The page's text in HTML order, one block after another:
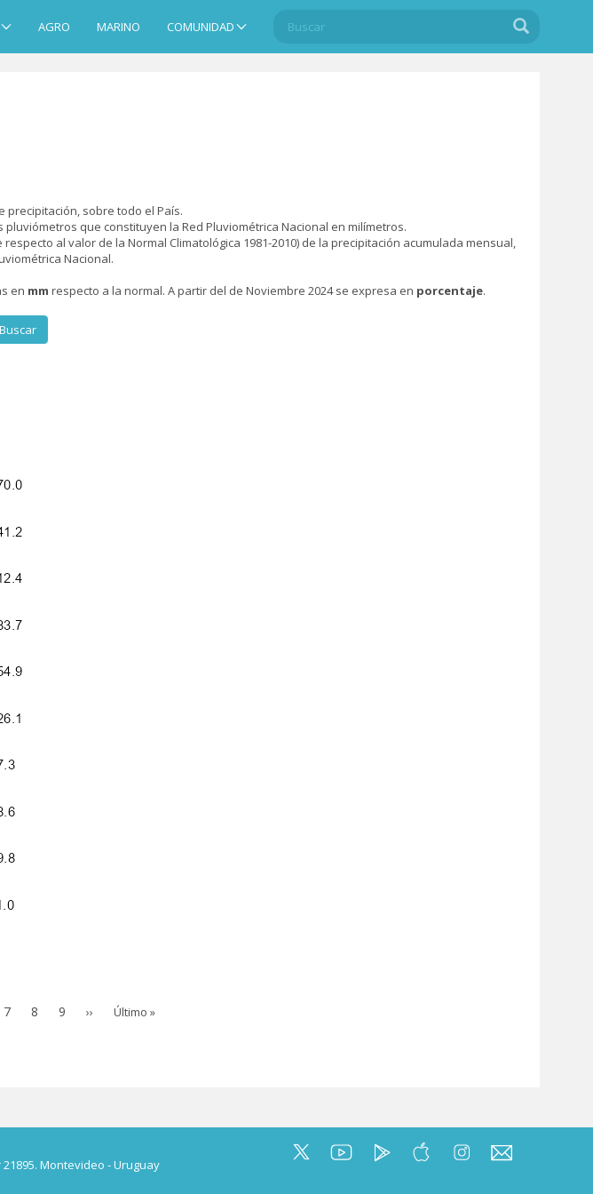
AGRO MARINO COMUNIDAD
Search
Buscar
sobre todo el País.
que constituyen la Red Pluviométrica Nacional en milímetros.
al valor de la Normal Climatológica 1981-2010) de la precipitación acumulada mensual,
Nacional.
en mm respecto a la normal. A partir del de Noviembre 2024 se expresa en porcentaje.
Buscar
Page
7 Page
8 Page
9
Siguiente
››
Última
Último »
21895. Montevideo - Uruguay